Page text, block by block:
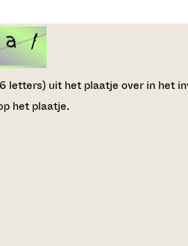
letters) uit het plaatje over in het
het plaatje.